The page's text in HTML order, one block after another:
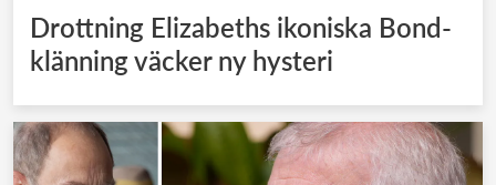
Drottning Elizabeths ikoniska Bond-
klänning väcker ny hysteri